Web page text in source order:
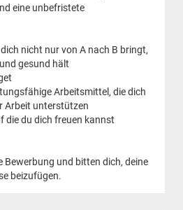
eine unbefristete
nicht nur von A nach B bringt,
gesund hält
Arbeitsmittel, die dich
Arbeit unterstützen
die du dich freuen kannst
Bewerbung und bitten dich, deine
beizufügen.